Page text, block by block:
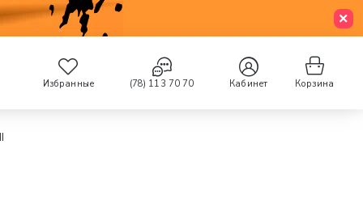
Избранные (78) 113 70 70 Кабинет Корзина